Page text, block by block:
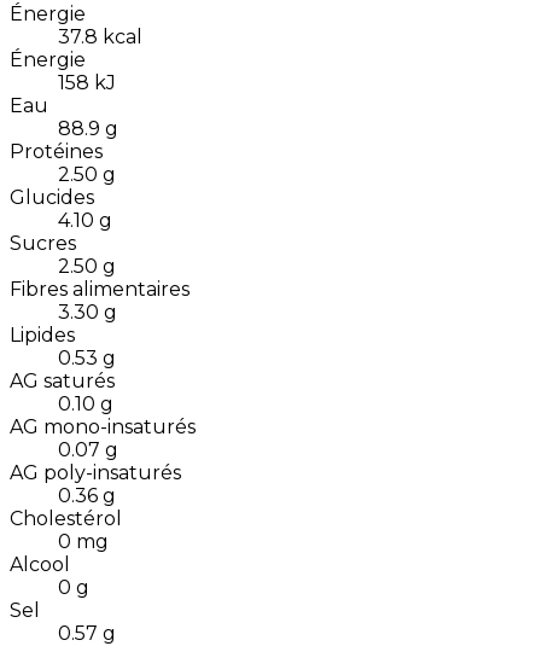
Énergie
37.8 kcal
Énergie
158 kJ
Eau
88.9 g
Protéines
2.50 g
Glucides
4.10 g
Sucres
2.50 g
Fibres alimentaires
3.30 g
Lipides
0.53 g
AG saturés
0.10 g
AG mono-insaturés
0.07 g
AG poly-insaturés
0.36 g
Cholestérol
0 mg
Alcool
0 g
Sel
0.57 g